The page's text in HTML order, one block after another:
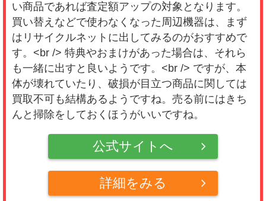
商品が到着してからの査定が、びっくりするほ
ど遅い 詐欺案件かってくらい 買い取り金額が
安い 絶対 ここで売らない事を伝えたい 近く
のリサイクルショップに持って行った方が 100
倍良い 早く潰れろ 詐欺ショップ
い商品であれば査定額アップの対象となります。
買い替えなどで使わなくなった周辺機器は、まず
はリサイクルネットに出してみるのがおすすめで
す。<br /> 特典やおまけがあった場合は、それら
も一緒に出すと良いようです。<br /> ですが、本
体が壊れていたり、破損が目立つ商品に関しては
買取不可も結構あるようですね。売る前にはきち
んと掃除をしておくほうがいいですね。
公式サイトへ
詳細をみる